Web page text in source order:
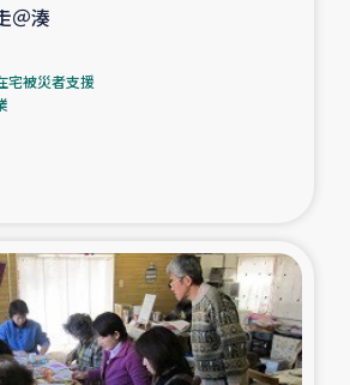
経済自立支援事業
の公園の緑化を通じた支援事業
おける被災住民への緊急支援
＠湊
宅被災者支援